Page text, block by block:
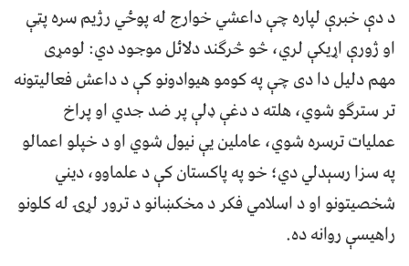
د دې خبرې لپاره چې داعشي خوارج له پوځي رژيم سره پټې
او ژورې اړيکې لري، څو څرګند دلائل موجود دي: لومړی
مهم دليل دا دی چې په کومو هيوادونو کې د داعش فعاليتونه
تر سترګو شوي، هلته د دغې ډلې پر ضد جدي او پراخ
عمليات ترسره شوي، عاملين يې نيول شوي او د خپلو اعمالو
په سزا رسېدلي دي؛ خو په پاکستان کې د علماوو، ديني
شخصيتونو او د اسلامي فکر د مخکښانو د ترور لړۍ له کلونو
راهيسې روانه ده.